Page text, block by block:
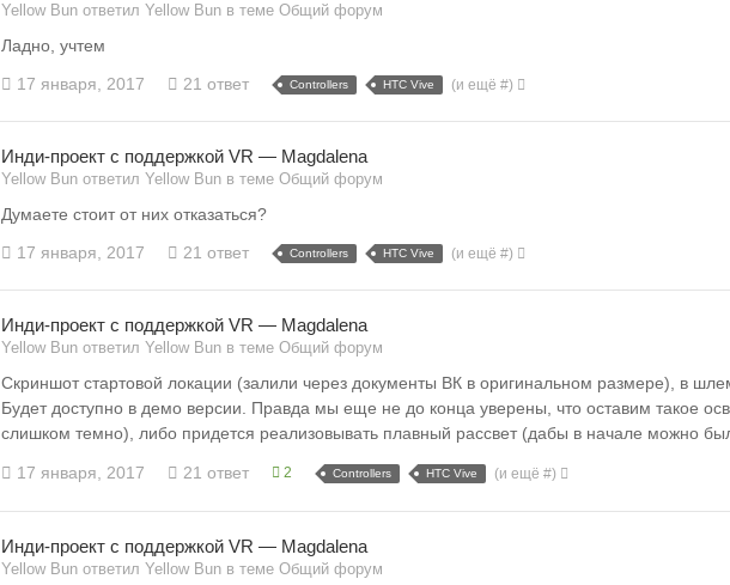
Yellow Bun ответил Yellow Bun в темеОбщий форум
Ладно, учтем
17 января, 2017
21 ответ Controllers HTC Vive (и ещё #)
Инди-проект с поддержкой VR — Magdalena
Yellow Bun ответил Yellow Bun в темеОбщий форум
Думаете стоит от них отказаться?
17 января, 2017
21 ответ Controllers HTC Vive (и ещё #)
Инди-проект с поддержкой VR — Magdalena
Yellow Bun ответил Yellow Bun в темеОбщий форум
Скриншот стартовой локации (залили через документы ВК в оригинальном размере), в
Будет доступно в демо версии. Правда мы еще не до конца уверены, что оставим такое
слишком темно), либо придется реализовывать плавный рассвет (дабы в начале можно
17 января, 2017 21 ответ 2 Controllers HTC Vive (и ещё #)
Инди-проект с поддержкой VR — Magdalena
Yellow Bun ответил Yellow Bun в темеОбщий форум